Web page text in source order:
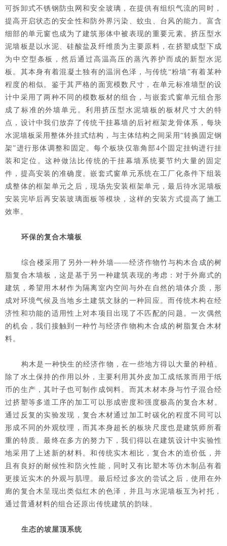
可拆卸式不锈钢防虫网和安全玻璃，在提供有组织气流的同时，
提高开启状态的安全性和防外界污染、蚊虫、台风的能力。富含
细部的单元窗也成为了建筑形体中被表现的重要元素。挤压型水
泥墙板是以水泥、硅酸盐及纤维质为主要原料，在挤塑成型下成
为中空型条板，然后通过高温高压的蒸汽养护而成的新型水泥
板。其本身有着混凝土独有的温润色泽，与传统“粉墙”有着某种
程度的相似。鉴于其严格的面宽模数尺寸，在单元标准墙型的设
计中采用了两种不同的模数板材的组合，与嵌套式窗单元组合形
成了标准的外墙单元。利用挤压型水泥墙板的板材尺寸大的特
点，设计中我们放弃了传统干挂幕墙的后衬框架龙骨体系，每块
水泥墙板采用整体外挂式结构，与主体结构之间采用“转换固定钢
架”进行形体调整和固定。每个板块仅靠角部4个固定挂钩进行挂
装和定位。这种做法比传统的干挂幕墙系统要节约大量的固定
件，提高安装的准确度。嵌套式窗单元系统在工厂化条件下组装
成整体的框架单元之后，现场先安装框架单元，最后待水泥墙板
安装完毕后再安装玻璃面板等模块，这样的安装方式提高了施工
效率。
环保的复合木墙板
综合楼采用了另外一种外墙——经济作物竹与构木合成的树
脂复合木墙板，这是基于另一种建筑表现的考虑：对于外廊式的
建筑，希望用木材作为隔离室内空间与外在自然的墙体介质，形
成对环境气候及当地乡土建筑文脉的一种回应。而传统木构在经
济性和功能的适用性上对本项目出现了不匹配的问题。一次偶然
的机会，我们接触到一种竹与经济作物构木合成的树脂复合木材
料。
构木是一种快生的经济作物，在一些地方得以大量的种植。
除了水土保持的作用以外，主要利用其外皮加工成纸浆而用于纸
币的生产，其叶子也可制作成饲料。而其木材本身与竹子混合经
过挤塑等多道工序的加工可以形成密度和强度极高的复合木材。
通过反复的实验发现，复合木材通过加工时碳化的程度不同可以
形成不同的外观纹理，而其本身超长的板块尺度也是建筑师所看
重的特质。最终在多方的努力下，我们得以在建筑设计中实验性
地采用了上述新的材料。和传统实木相比，复合木的造价低，并
且有良好的耐候性和防火性能，同时又有比塑木等仿木制品有着
更接近实木的外观与肌理。最后经过多次的尝试之后，使用在外
廊的复合木呈现出类似红木的色泽，并且与水泥墙板互为衬托，
通过普通材料的组合还原出传统建筑的韵味。
生态的坡屋顶系统